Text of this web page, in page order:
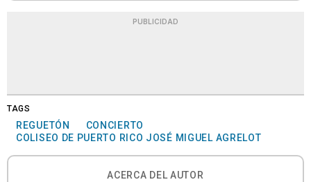
PUBLICIDAD
TAGS
REGUETÓN
CONCIERTO
COLISEO DE PUERTO RICO JOSÉ MIGUEL AGRELOT
ACERCA DEL AUTOR